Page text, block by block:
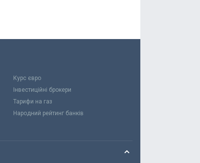
Курс євро
Інвестиційні брокери
Тарифи на газ
Народний рейтинг банків